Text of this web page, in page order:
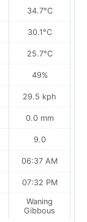
34.7°C
30.1°C
25.7°C
49%
29.5 kph
0.0 mm
9.0
06:37 AM
07:32 PM
Waning
Gibbous